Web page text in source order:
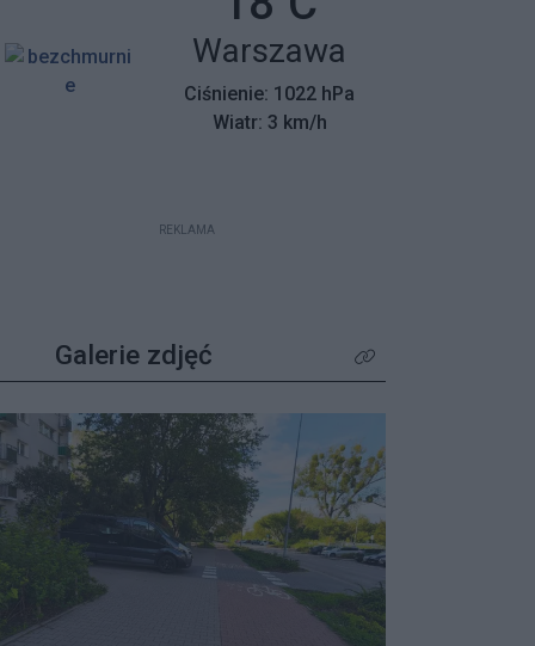
mieszkańców z wyjątkowym
apelem – poszukiwane są osoby,
które pamiętają tamte dni,
wspierały protestujących lub były
Miasto:
Warszawa
Ciśnienie: 1022 hPa
Wiatr: 3 km/h
REKLAMA
Galerie zdjęć Kliknij aby zobaczyć